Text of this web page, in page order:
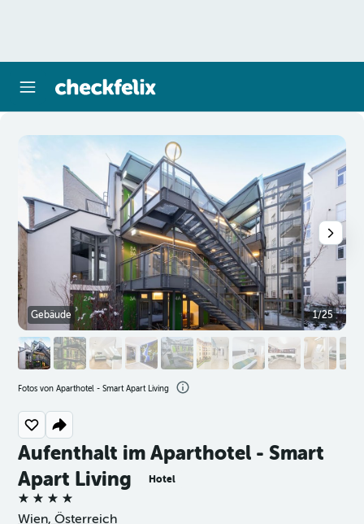
Aufenthalt im Aparthotel - Smart
Apart Living
Hotel
4 Sterne
Wien, Österreich
Gebäude 1/25
Fotos von Aparthotel - Smart Apart Living